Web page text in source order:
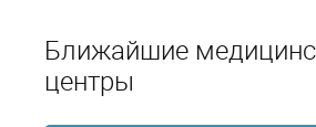
Ближайшие
центры